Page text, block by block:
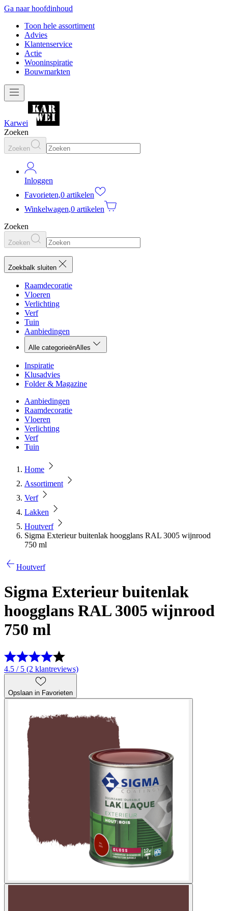
Ga naar hoofdinhoud
Toon hele assortiment
Advies
Klantenservice
Actie
Wooninspiratie
Bouwmarkten
Karwei
Zoeken
Zoeken
Inloggen
Favorieten,0 artikelen
Winkelwagen,0 artikelen
Zoeken
Zoeken
Zoekbalk sluiten
Raamdecoratie
Vloeren
Verlichting
Verf
Tuin
Aanbiedingen
Alle categorieënAlles
Inspiratie
Klusadvies
Folder & Magazine
Aanbiedingen
Raamdecoratie
Vloeren
Verlichting
Verf
Tuin
Home
Assortiment
Verf
Lakken
Houtverf
Sigma Exterieur buitenlak hoogglans RAL 3005 wijnrood
750 ml
Houtverf
Sigma Exterieur buitenlak
hoogglans RAL 3005 wijnrood
750 ml
4.5 / 5 (2 klantreviews)
Opslaan in Favorieten